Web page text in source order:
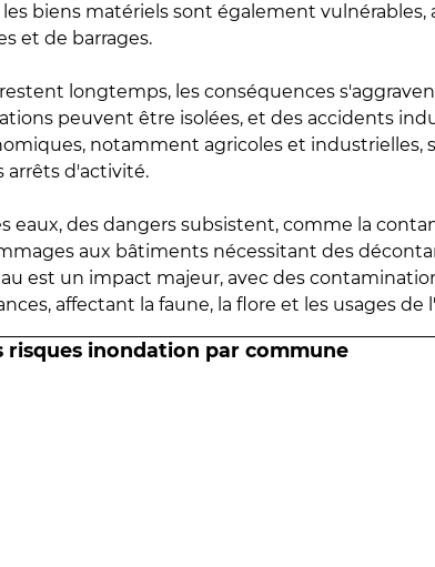
biens matériels sont également vulnérables,
et de barrages.
longtemps, les conséquences
peuvent être isolées, et des accidents
notamment agricoles et industrielles,
arrêts d'activité.
eaux, des dangers subsistent, comme la
aux bâtiments nécessitant des
est un impact majeur, avec des
affectant la faune, la flore et les usages de
risques inondation par commune